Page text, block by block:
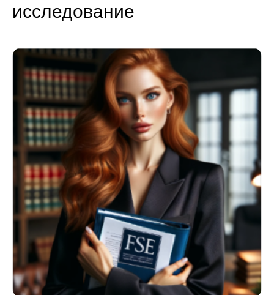
исследование